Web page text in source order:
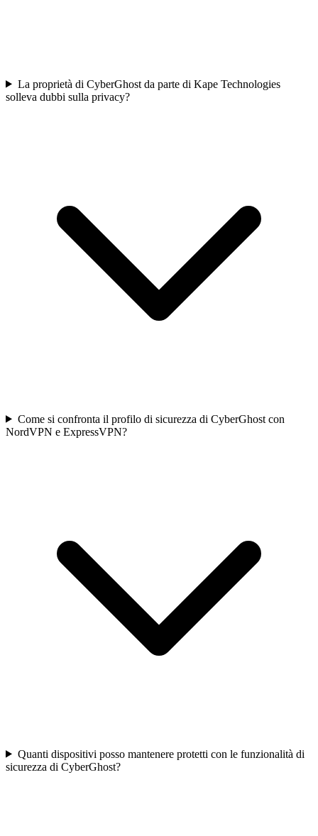
La proprietà di CyberGhost da parte di Kape Technologies
solleva dubbi sulla privacy?
Come si confronta il profilo di sicurezza di CyberGhost con
NordVPN e ExpressVPN?
Quanti dispositivi posso mantenere protetti con le funzionalità di
sicurezza di CyberGhost?